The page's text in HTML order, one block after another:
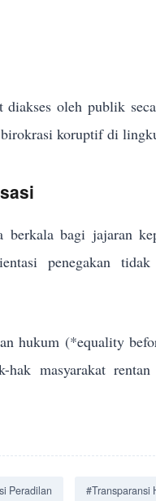
diakses oleh publik
koruptif di
berkala bagi jajaran
penegakan
hukum (*equality
masyarakat
Peradilan #Transparansi